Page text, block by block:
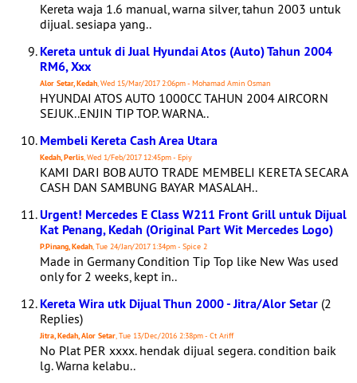
Kereta waja 1.6 manual, warna silver, tahun 2003 untuk
dijual. sesiapa yang..
Kereta untuk di Jual Hyundai Atos (Auto) Tahun 2004
RM6, Xxx
Alor Setar, Kedah, Wed 15/Mar/2017 2:06pm - Mohamad Amin Osman
HYUNDAI ATOS AUTO 1000CC TAHUN 2004 AIRCORN
SEJUK..ENJIN TIP TOP. WARNA..
Membeli Kereta Cash Area Utara
Kedah, Perlis, Wed 1/Feb/2017 12:45pm - Epiy
KAMI DARI BOB AUTO TRADE MEMBELI KERETA SECARA
CASH DAN SAMBUNG BAYAR MASALAH..
Urgent! Mercedes E Class W211 Front Grill untuk Dijual
Kat Penang, Kedah (Original Part Wit Mercedes Logo)
P.Pinang, Kedah, Tue 24/Jan/2017 1:34pm - Spice 2
Made in Germany Condition Tip Top like New Was used
only for 2 weeks, kept in..
Kereta Wira utk Dijual Thun 2000 - Jitra/Alor Setar (2
Replies)
Jitra, Kedah, Alor Setar, Tue 13/Dec/2016 2:38pm - Ct Ariff
No Plat PER xxxx. hendak dijual segera. condition baik
lg. Warna kelabu..